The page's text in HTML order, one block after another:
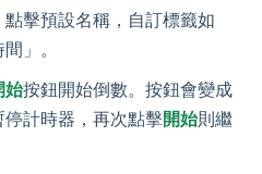
點擊預設名稱，自訂標籤如
」。
始按鈕開始倒數。按鈕會變成
計時器，再次點擊開始則繼